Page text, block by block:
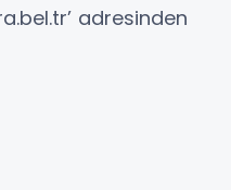
adresinden